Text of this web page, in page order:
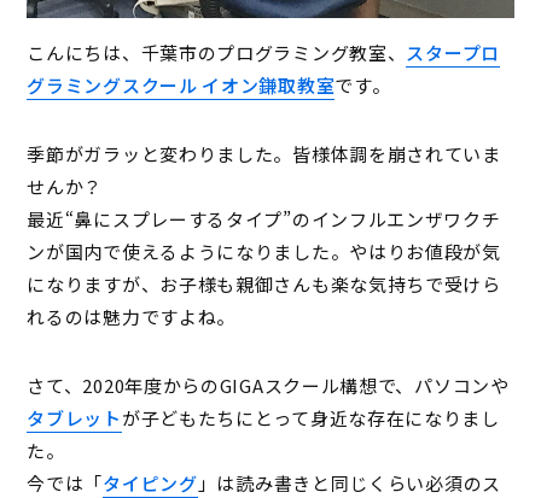
こんにちは、千葉市のプログラミング教室、 スタープロ
グラミングスクール イオン鎌取教室です。
季節がガラッと変わりました。皆様体調を崩されていま
せんか？
最近“鼻にスプレーするタイプ”のインフルエンザワクチ
ンが国内で使えるようになりました。やはりお値段が気
になりますが、お子様も親御さんも楽な気持ちで受けら
れるのは魅力ですよね。
さて、2020年度からのGIGAスクール構想で、パソコンや
タブレットが子どもたちにとって身近な存在になりまし
た。
今では「タイピング 」は読み書きと同じくらい必須のス